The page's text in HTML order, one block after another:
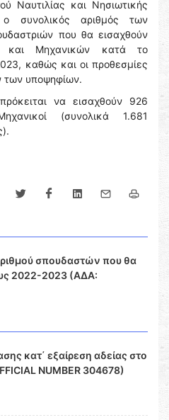
Ναυτιλίας και Νησιωτικής
ο συνολικός αριθμός των
που θα εισαχθούν
και Μηχανικών κατά το
καθώς και οι προθεσμίες
των υποψηφίων.
να εισαχθούν 926
(συνολικά 1.681
σπουδαστών που θα
2022-2023 (ΑΔΑ:
κατ΄ εξαίρεση αδείας στο
NUMBER 304678)